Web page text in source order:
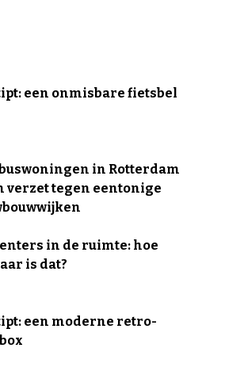
een onmisbare fietsbel
in Rotterdam
verzet tegen eentonige
in de ruimte: hoe
is dat?
een moderne retro-